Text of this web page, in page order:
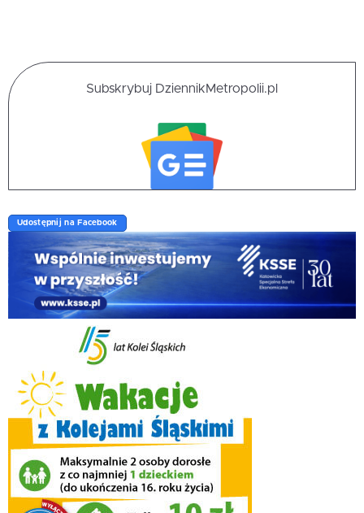
Subskrybuj DziennikMetropolii.pl
Udostępnij na Facebook